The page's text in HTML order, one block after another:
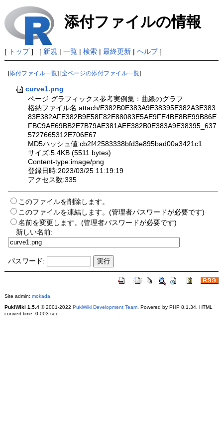
添付ファイルの情報
[ トップ] [ 新規 | 一覧| 検索| 最終更新| ヘルプ]
[添付ファイル一覧 ] [全ページの添付ファイル一覧
curve1.png
ページ:グラフィックス参考実例集：曲線のグラフ
格納ファイル名:attach/E382B0E383A9E38395E382A3E383
83E382AFE382B9E58F82E88083E5AE9FE4BE8BE99B86E
FBC9AE69BB2E7B79AE381AEE382B0E383A9E38395_637
5727665312E706E67
MD5ハッシュ値:cb2f42583338bfd3e895bad00a3421c1
サイズ:5.4KB (5511 bytes)
Content-type:image/png
登録日時:2023/03/25 11:19:19
アクセス数:335
このファイルを削除します。
このファイルを凍結します。(管理者パスワードが必要です)
名前を変更します。(管理者パスワードが必要です)
新しい名前:
パスワード:
Site admin: mokada
PukiWiki 1.5.4© 2001-2022 PukiWiki Development Team. Powered by PHP 8.1.34. HTML
convert time: 0.003 sec.